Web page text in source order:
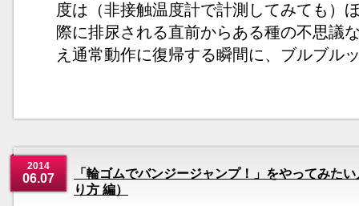
度は（非接触温度計で計測してみても）
際に排尿される直前からある種の不思議
え通常動作に復帰する瞬間に、ブルブル
2014
06.07
「輪ゴムでバンジージャンプ！」をやってみた
り方 編）